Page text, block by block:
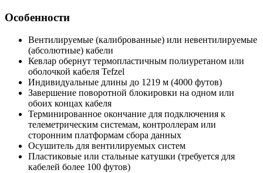
Особенности
Вентилируемые (калиброванные) или невентилируемые
(абсолютные) кабели
Кевлар обернут термопластичным полиуретаном или
оболочкой кабеля Tefzel
Индивидуальные длины до 1219 м (4000 футов)
Завершение поворотной блокировки на одном или
обоих концах кабеля
Терминированное окончание для подключения к
телеметрическим системам, контроллерам или
сторонним платформам сбора данных
Осушитель для вентилируемых систем
Пластиковые или стальные катушки (требуется для
кабелей более 100 футов)